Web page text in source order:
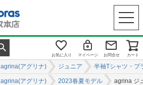
お気に入り マイページ お問合せ カート
agrina(アグリナ) ジュニア 半袖Tシャツ・プ
agrina(アグリナ) 2023春夏モデル agrina ジ